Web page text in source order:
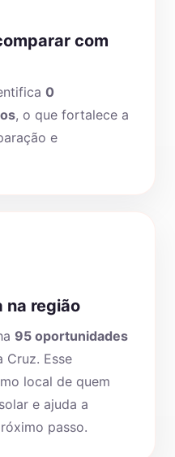
com
0
, o que fortalece a
e
na região
95 oportunidades
Cruz. Esse
local de quem
e ajuda a
passo.